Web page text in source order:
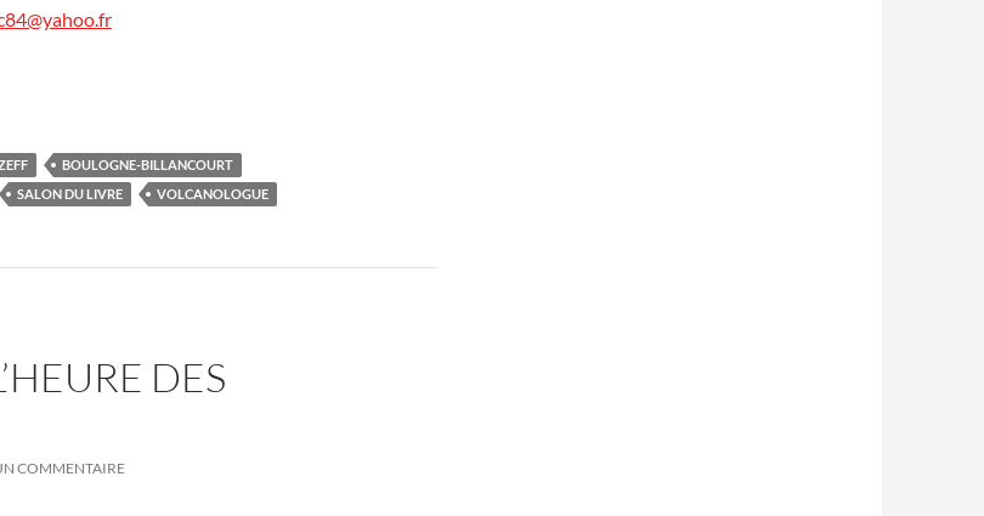
« Volcans » à venir
BOULOGNE-BILLANCOURT
SALON DU LIVRE VOLCANOLOGUE
DES
COMMENTAIRE